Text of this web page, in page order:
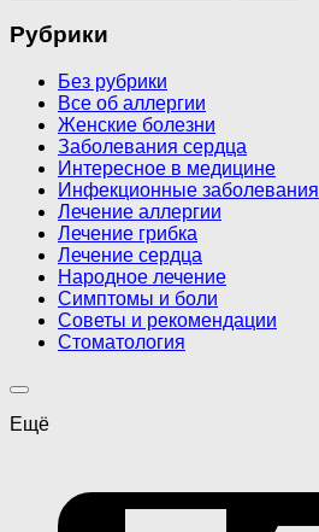
Рубрики
Без рубрики
Все об аллергии
Женские болезни
Заболевания сердца
Интересное в медицине
Инфекционные заболевания
Лечение аллергии
Лечение грибка
Лечение сердца
Народное лечение
Симптомы и боли
Советы и рекомендации
Стоматология
Ещё